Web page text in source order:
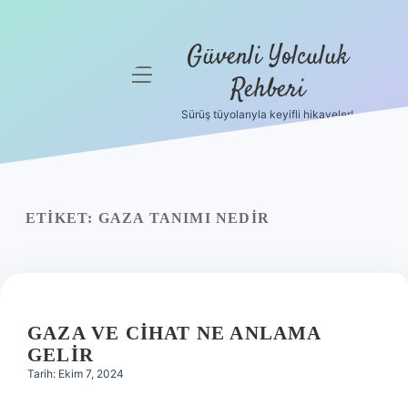
menüyü Güvenli Yolculuk
Rehberi
Sürüş tüyolarıyla keyifli hikayeler!
ETIKET: GAZA TANIMI NEDIR
GAZA VE CIHAT NE ANLAMA
GELIR
Tarih: Ekim 7, 2024